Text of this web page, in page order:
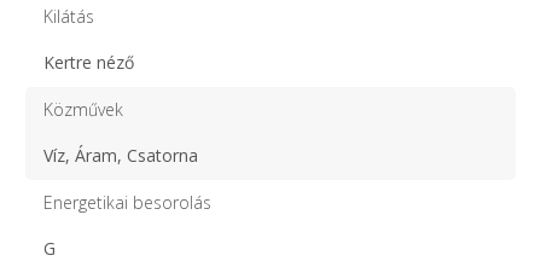
Kilátás
Kertre néző
Közművek
Víz, Áram, Csatorna
Energetikai besorolás
G